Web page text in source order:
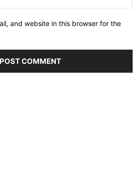
and website in this browser for the